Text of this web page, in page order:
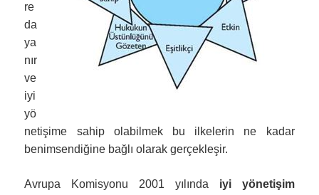
re
da
ya
nır
ve
iyi
yö
netişime sahip olabilmek bu ilkelerin ne kadar
benimsendiğine bağlı olarak gerçekleşir.
Avrupa Komisyonu 2001 yılında iyi yönetişim